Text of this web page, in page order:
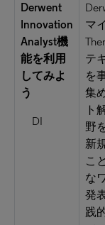
Derwent
Innovation
Analyst機
能を利用
してみよ
う
DI
マ
テ
を
集
ト
野
新
こ
な
発
践